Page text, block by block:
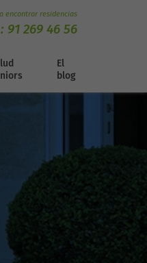
encontrar residencias
91 269 46 56
El
blog